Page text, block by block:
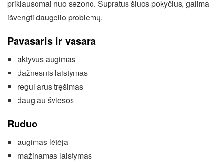
priklausomai nuo sezono. Supratus šiuos pokyčius, galima
išvengti daugelio problemų.
Pavasaris ir vasara
aktyvus augimas
dažnesnis laistymas
reguliarus tręšimas
daugiau šviesos
Ruduo
augimas lėtėja
mažinamas laistymas